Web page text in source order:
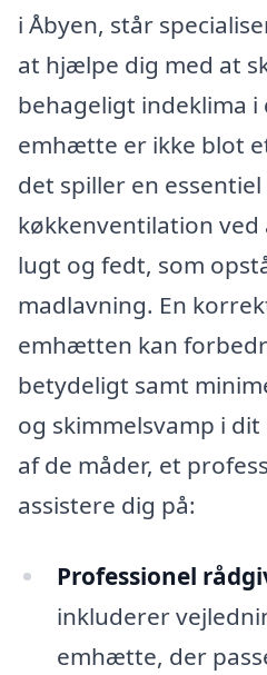
i Åbyen, står
at hjælpe dig med at
behageligt indeklima i
emhætte er ikke blot
det spiller en
køkkenventilation ved
lugt og fedt, som
madlavning. En
emhætten kan
betydeligt samt
og skimmelsvamp i
af de måder, et
assistere dig på:
Professionel
inkluderer
emhætte, der